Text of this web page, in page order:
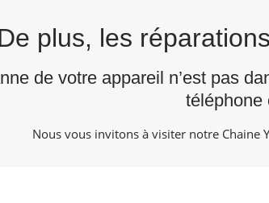
plus, les
de votre appareil n’est pas
téléphone
Nous vous invitons à visiter notre Chaine